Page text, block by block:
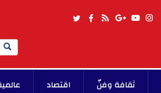
Search
ثقافة وفنّ اقتصاد